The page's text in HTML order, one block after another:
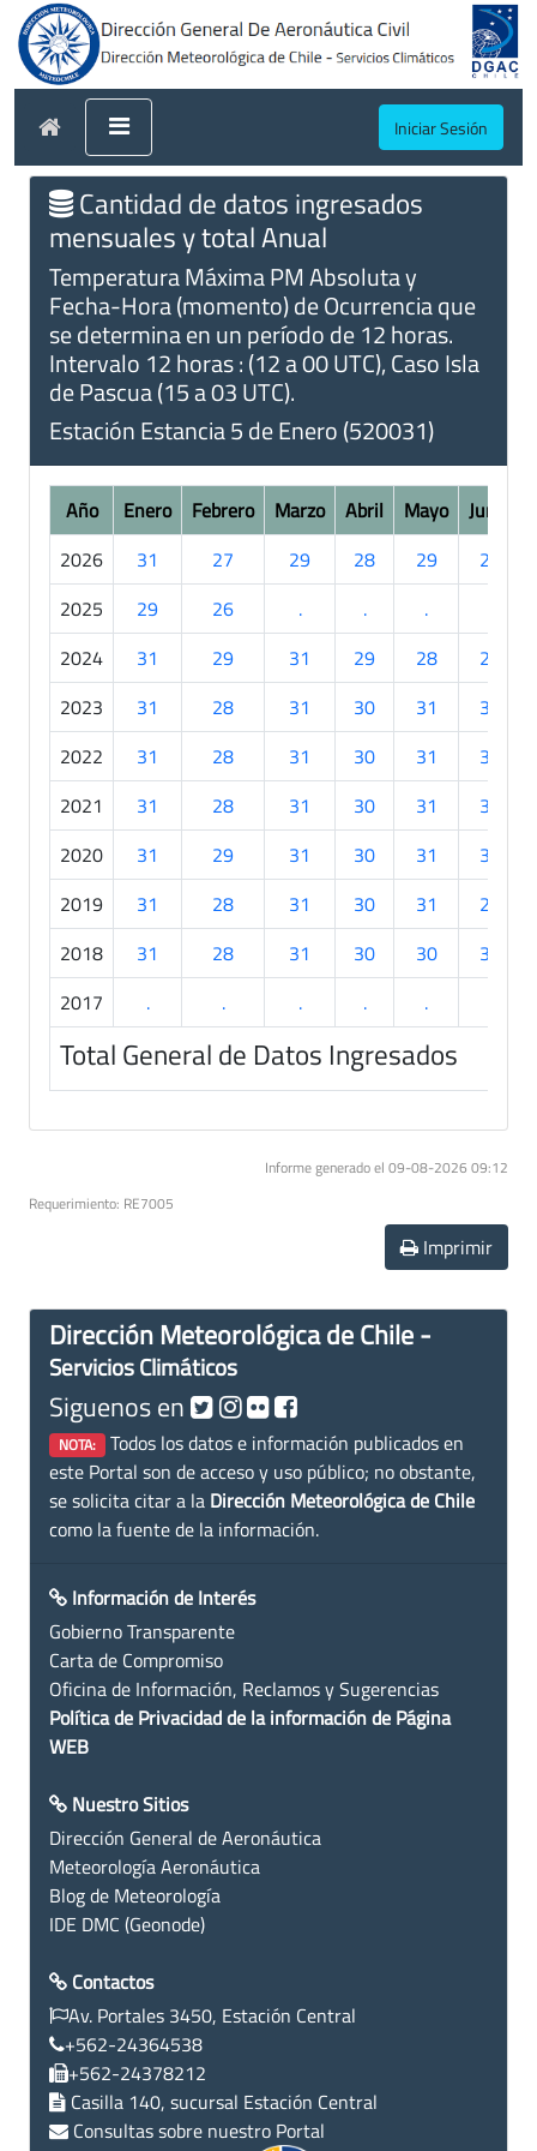
Iniciar Sesión
Cantidad de datos ingresados
mensuales y total Anual
Temperatura Máxima PM Absoluta y
Fecha-Hora (momento) de Ocurrencia que
se determina en un período de 12 horas.
Intervalo 12 horas : (12 a 00 UTC), Caso Isla
de Pascua (15 a 03 UTC).
Estación Estancia 5 de Enero (520031)
Año Enero Febrero Marzo Abril Mayo Junio
2026
31 27 29 28 29
25
2025
29 26 . . .
2024
31 29 31 29 28
28
2023
31 28 31 30 31
30
2022
31 28 31 30 31
30
2021
31 28 31 30 31
30
2020
31 29 31 30 31
30
2019
31 28 31 30 31
29
2018
31 28 31 30 30
30
2017
. . . . .
Total General de Datos Ingresados
Informe generado el 09-08-2026 09:12
Requerimiento: RE7005
Imprimir
Dirección Meteorológica de Chile -
Servicios Climáticos
Siguenos en
NOTA: Todos los datos e información publicados en
este Portal son de acceso y uso público; no obstante,
se solicita citar a la Dirección Meteorológica de Chile
como la fuente de la información.
Información de Interés
Gobierno Transparente
Carta de Compromiso
Oficina de Información, Reclamos y Sugerencias
Política de Privacidad de la información de Página
WEB
Nuestro Sitios
Dirección General de Aeronáutica
Meteorología Aeronáutica
Blog de Meteorología
IDE DMC (Geonode)
Contactos
Av. Portales 3450, Estación Central
+562-24364538
+562-24378212
Casilla 140, sucursal Estación Central
Consultas sobre nuestro Portal